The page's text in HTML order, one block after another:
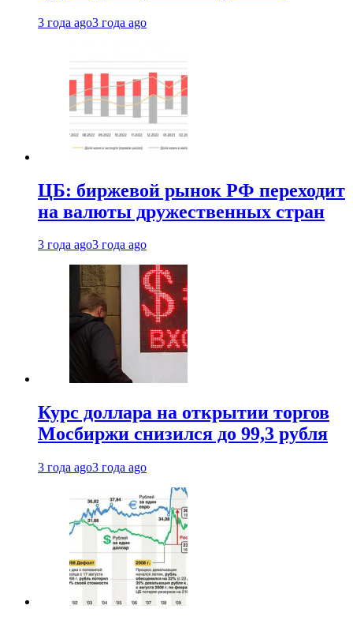
3 года ago3 года ago
ЦБ: биржевой рынок РФ переходит
на валюты дружественных стран
3 года ago3 года ago
Курс доллара на открытии торгов
Мосбиржи снизился до 99,3 рубля
3 года ago3 года ago